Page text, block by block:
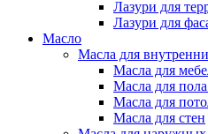
Лазури для
Лазури для
Масло
Масла для
Масла для
Масла для
Масла для
Масла для стен